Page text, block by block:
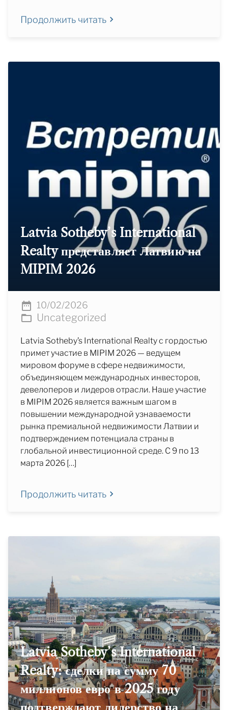
Продолжить читать
Latvia Sotheby’s International
Realty представляет Латвию на
MIPIM 2026
10/02/2026
Uncategorized
Latvia Sotheby’s International Realty с гордостью
примет участие в MIPIM 2026 — ведущем
мировом форуме в сфере недвижимости,
объединяющем международных инвесторов,
девелоперов и лидеров отрасли. Наше участие
в MIPIM 2026 является важным шагом в
повышении международной узнаваемости
рынка премиальной недвижимости Латвии и
подтверждением потенциала страны в
глобальной инвестиционной среде. С 9 по 13
марта 2026 […]
Продолжить читать
Latvia Sotheby’s International
Realty: сделки на сумму 70
миллионов евро в 2025 году